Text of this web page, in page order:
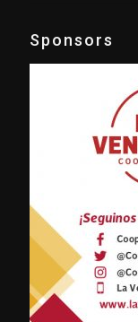
Sponsors